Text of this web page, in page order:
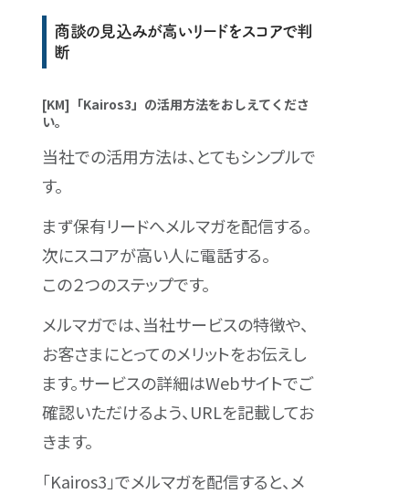
商談の見込みが高いリードをスコアで判
断
[KM]「Kairos3」の活用方法をおしえてくださ
い。
当社での活用方法は、とてもシンプルで
す。
まず保有リードへメルマガを配信する。
次にスコアが高い人に電話する。
この２つのステップです。
メルマガでは、当社サービスの特徴や、
お客さまにとってのメリットをお伝えし
ます。サービスの詳細はWebサイトでご
確認いただけるよう、URLを記載してお
きます。
「Kairos3」でメルマガを配信すると、メ